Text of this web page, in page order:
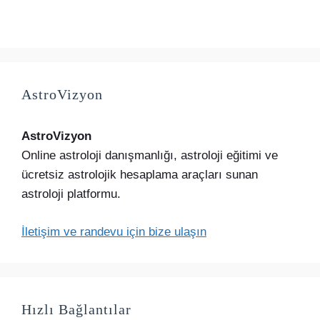
AstroVizyon
AstroVizyon
Online astroloji danışmanlığı, astroloji eğitimi ve
ücretsiz astrolojik hesaplama araçları sunan
astroloji platformu.
İletişim ve randevu için bize ulaşın
Hızlı Bağlantılar